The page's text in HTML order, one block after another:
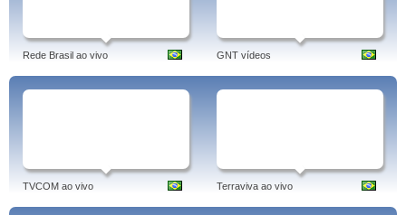
Rede Brasil ao vivo GNT vídeos
TVCOM ao vivo Terraviva ao vivo